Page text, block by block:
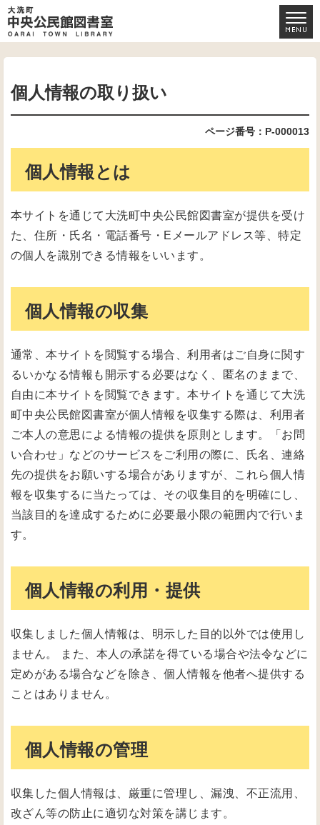
個人情報の取り扱い
ページ番号：P-000013
個人情報とは
本サイトを通じて大洗町中央公民館図書室が提供を受け
た、住所・氏名・電話番号・Eメールアドレス等、特定
の個人を識別できる情報をいいます。
個人情報の収集
通常、本サイトを閲覧する場合、利用者はご自身に関す
るいかなる情報も開示する必要はなく、匿名のままで、
自由に本サイトを閲覧できます。本サイトを通じて大洗
町中央公民館図書室が個人情報を収集する際は、利用者
ご本人の意思による情報の提供を原則とします。「お問
い合わせ」などのサービスをご利用の際に、氏名、連絡
先の提供をお願いする場合がありますが、これら個人情
報を収集するに当たっては、その収集目的を明確にし、
当該目的を達成するために必要最小限の範囲内で行いま
す。
個人情報の利用・提供
収集しました個人情報は、明示した目的以外では使用し
ません。 また、本人の承諾を得ている場合や法令などに
定めがある場合などを除き、個人情報を他者へ提供する
ことはありません。
個人情報の管理
収集した個人情報は、厳重に管理し、漏洩、不正流用、
改ざん等の防止に適切な対策を講じます。